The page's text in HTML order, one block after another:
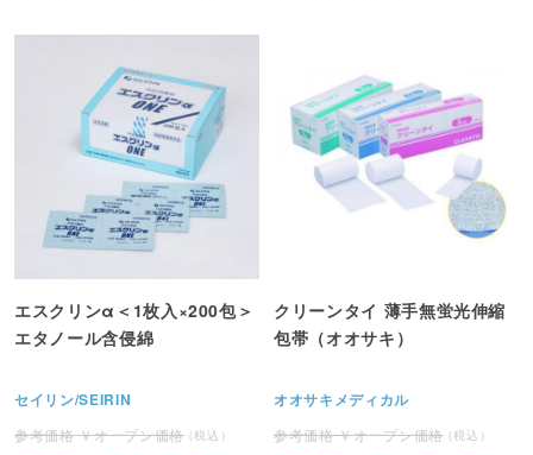
エスクリンα＜1枚入×200包＞
エタノール含侵綿
セイリン/SEIRIN
オープン価格
クリーンタイ 薄手無蛍光伸縮
包帯（オオサキ）
オオサキメディカル
オープン価格